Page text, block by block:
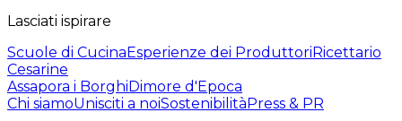
Lasciati ispirare
Scuole di CucinaEsperienze dei ProduttoriRicettario
Cesarine
Assapora i BorghiDimore d'Epoca
Chi siamoUnisciti a noiSostenibilitàPress & PR